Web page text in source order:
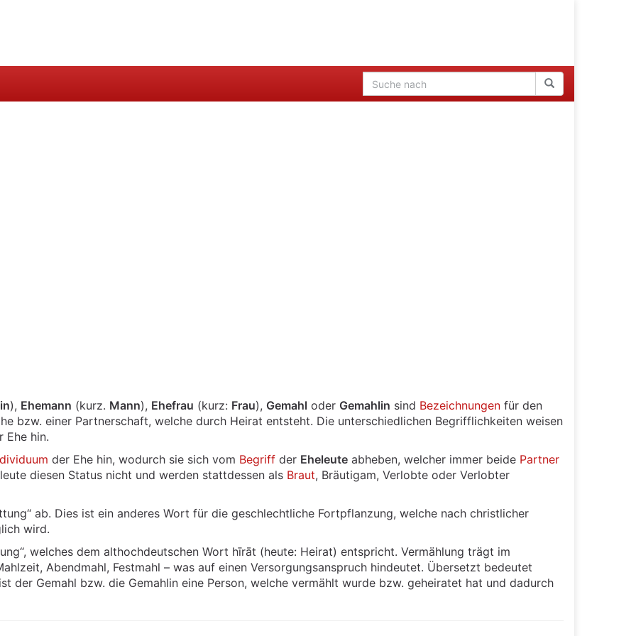
), Ehemann (kurz. Mann), Ehefrau (kurz: Frau), Gemahl oder Gemahlin sind Bezeichnungen für den
bzw. einer Partnerschaft, welche durch Heirat entsteht. Die unterschiedlichen Begrifflichkeiten weisen
Ehe hin.
der Ehe hin, wodurch sie sich vom Begriff der Eheleute abheben, welcher immer beide Partner
diesen Status nicht und werden stattdessen als Braut, Bräutigam, Verlobte oder Verlobter
ab. Dies ist ein anderes Wort für die geschlechtliche Fortpflanzung, welche nach christlicher
wird.
welches dem althochdeutschen Wort hīrāt (heute: Heirat) entspricht. Vermählung trägt im
Abendmahl, Festmahl – was auf einen Versorgungsanspruch hindeutet. Übersetzt bedeutet
der Gemahl bzw. die Gemahlin eine Person, welche vermählt wurde bzw. geheiratet hat und dadurch